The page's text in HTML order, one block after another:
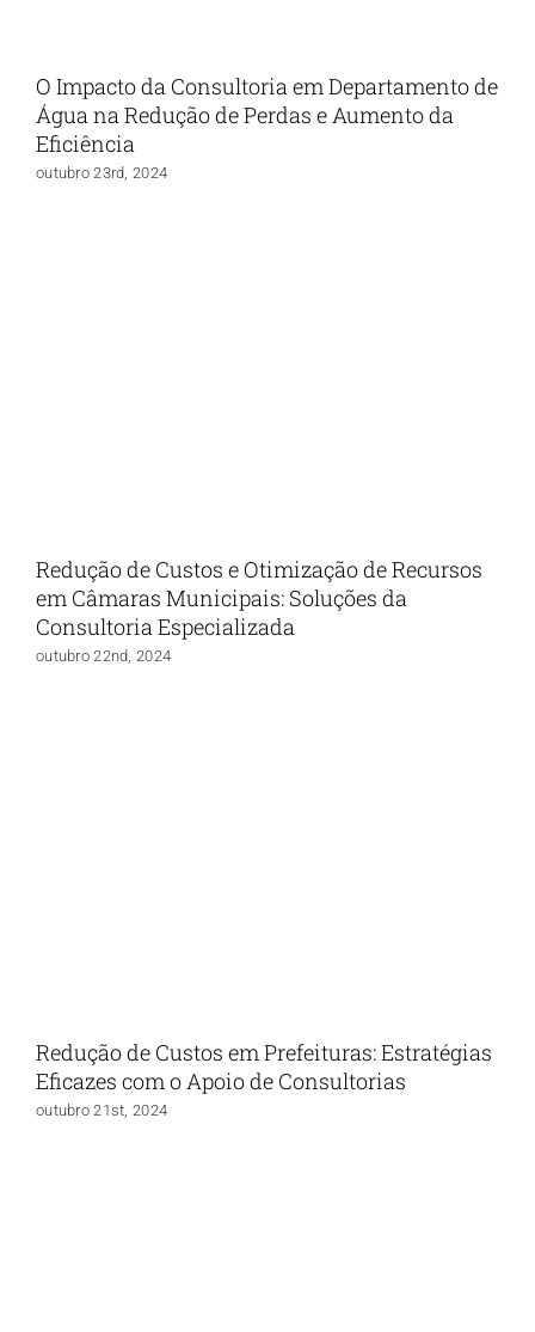
O Impacto da Consultoria em Departamento de
Água na Redução de Perdas e Aumento da
Eficiência
outubro 23rd, 2024
Redução de Custos e Otimização de Recursos
em Câmaras Municipais: Soluções da
Consultoria Especializada
outubro 22nd, 2024
Redução de Custos em Prefeituras: Estratégias
Eficazes com o Apoio de Consultorias
outubro 21st, 2024